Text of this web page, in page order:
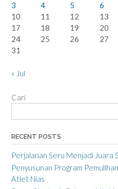
3
4 5 6
10
11 12 13
17
18 19 20
24
25 26 27
31
« Jul
Cari
RECENT POSTS
Perjalanan Seru Menjadi Juara
Penyusunan Program
Atlet Nias